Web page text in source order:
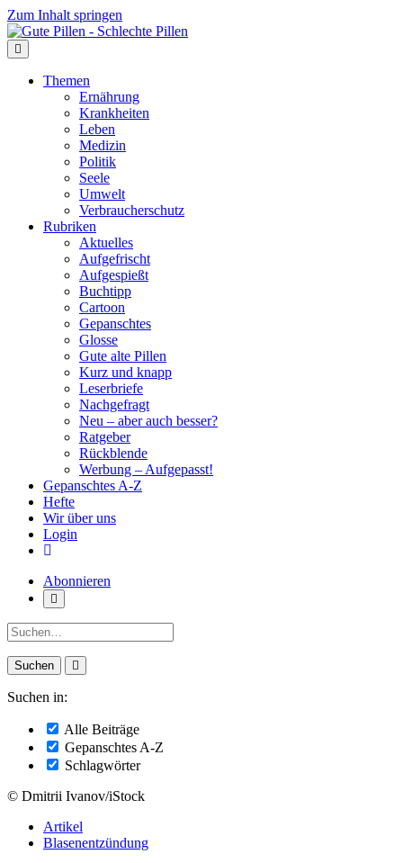
Zum Inhalt springen
Themen
Ernährung
Krankheiten
Leben
Medizin
Politik
Seele
Umwelt
Verbraucherschutz
Rubriken
Aktuelles
Aufgefrischt
Aufgespießt
Buchtipp
Cartoon
Gepanschtes
Glosse
Gute alte Pillen
Kurz und knapp
Leserbriefe
Nachgefragt
Neu – aber auch besser?
Ratgeber
Rückblende
Werbung – Aufgepasst!
Gepanschtes A-Z
Hefte
Wir über uns
Login
Abonnieren
Suche:
Suchen in:
Alle Beiträge
Gepanschtes A-Z
Schlagwörter
© Dmitrii Ivanov/iStock
Artikel
Blasenentzündung